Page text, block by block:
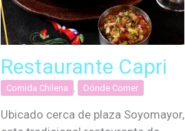
Restaurante Capri
Comida Chilena Dónde Comer
Ubicado cerca de plaza Soyomayor,